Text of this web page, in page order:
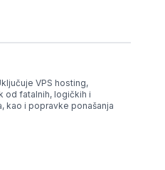
VPS hosting,
od fatalnih, logičkih i
kao i popravke ponašanja